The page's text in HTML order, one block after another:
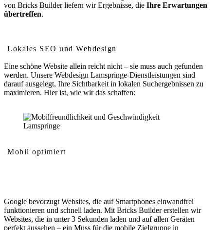
von Bricks Builder liefern wir Ergebnisse, die Ihre Erwartungen
übertreffen.
Lokales SEO und Webdesign
Eine schöne Website allein reicht nicht – sie muss auch gefunden
werden. Unsere Webdesign Lamspringe-Dienstleistungen sind
darauf ausgelegt, Ihre Sichtbarkeit in lokalen Suchergebnissen zu
maximieren. Hier ist, wie wir das schaffen:
Mobil optimiert
Google bevorzugt Websites, die auf Smartphones einwandfrei
funktionieren und schnell laden. Mit Bricks Builder erstellen wir
Websites, die in unter 3 Sekunden laden und auf allen Geräten
perfekt aussehen – ein Muss für die mobile Zielgruppe in